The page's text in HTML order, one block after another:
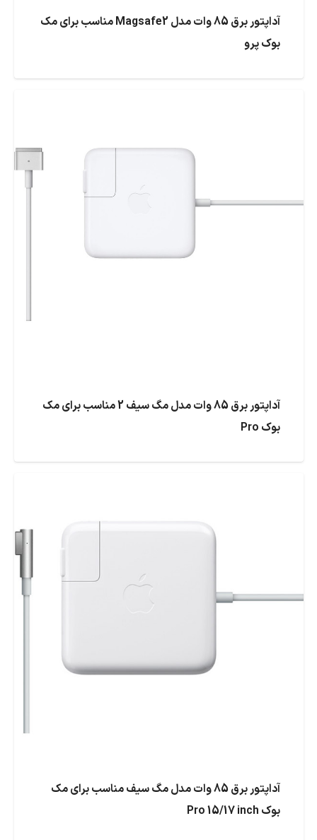
آداپتور برق 85 وات مدل Magsafe2 مناسب برای مک
بوک پرو
آداپتور برق 85 وات مدل مگ سیف 2 مناسب برای مک
بوک Pro
آداپتور برق 85 وات مدل مگ سیف مناسب برای مک
بوک Pro 15/17 inch